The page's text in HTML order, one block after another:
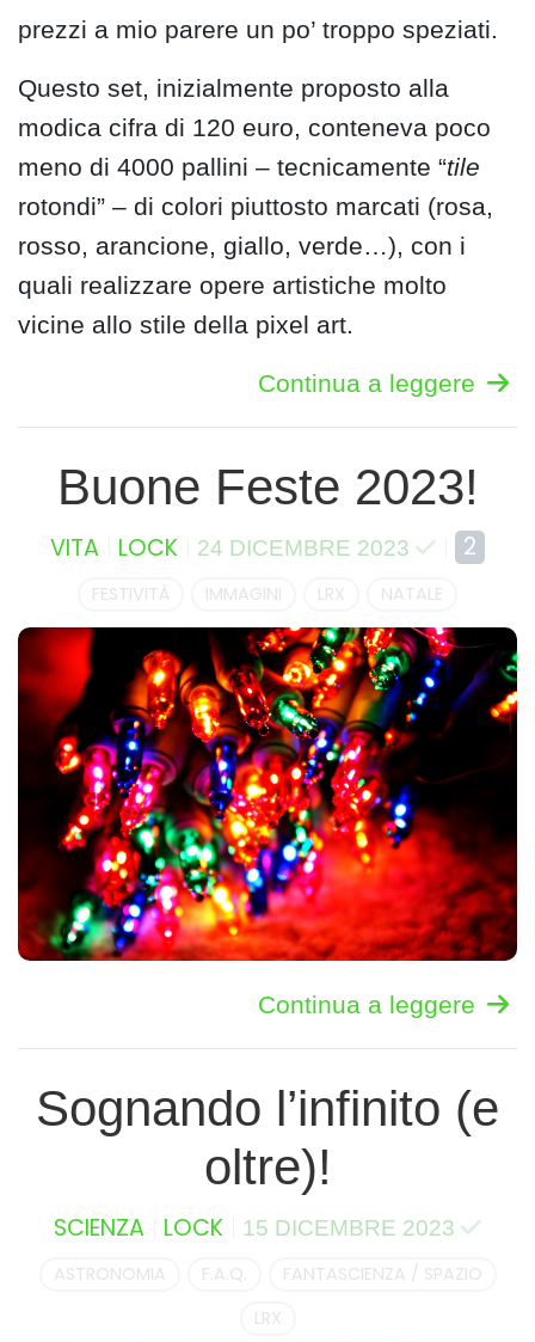
prezzi a mio parere un po’ troppo speziati.
Questo set, inizialmente proposto alla
modica cifra di 120 euro, conteneva poco
meno di 4000 pallini – tecnicamente “tile
rotondi” – di colori piuttosto marcati (rosa,
rosso, arancione, giallo, verde…), con i
quali realizzare opere artistiche molto
vicine allo stile della pixel art.
Continua a leggere
Buone Feste 2023!
VITA LOCK 24 DICEMBRE 2023 2
FESTIVITÀ IMMAGINI LRX NATALE
Continua a leggere
Sognando l’infinito (e
oltre)!
SCIENZA LOCK 15 DICEMBRE 2023
ASTRONOMIA F.A.Q.
FANTASCIENZA / SPAZIO
LRX